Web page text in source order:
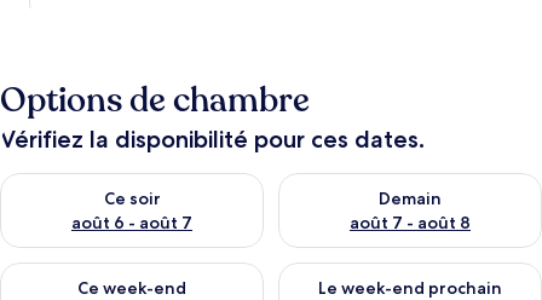
Options de chambre
Vérifiez la disponibilité pour ces dates.
Ce soir
août 6 - août 7
Vérifier la disponibilité pour ce soir août 6 - août 7
Demain
août 7 - août 8
Vérifier la disponibilité pour
Ce week-end
Vérifier la disponibilité pour ce week-end août 7 - août 9
Le week-end prochain
Vérifier la disponibilité pour